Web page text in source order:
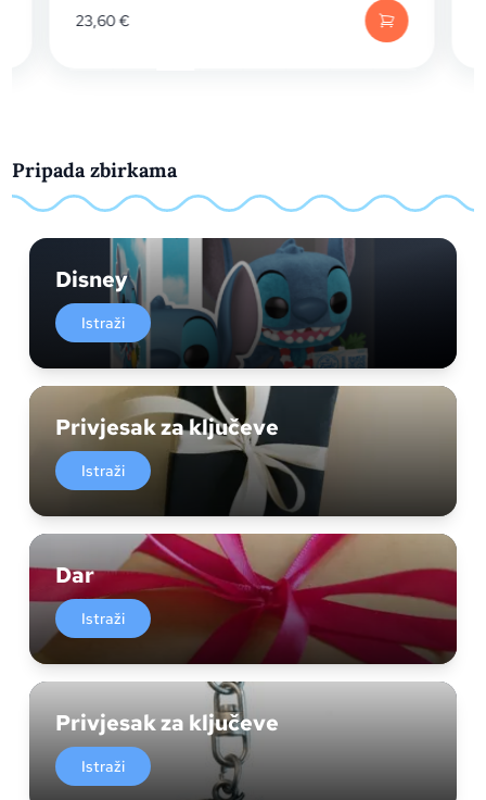
23,60€
Pripada zbirkama
Disney
Istraži
Privjesak za ključeve
Istraži
Dar
Istraži
Privjesak za ključeve
Istraži